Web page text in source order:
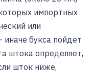
импортных
или
букса пойдет
штока определяет,
шток ниже,